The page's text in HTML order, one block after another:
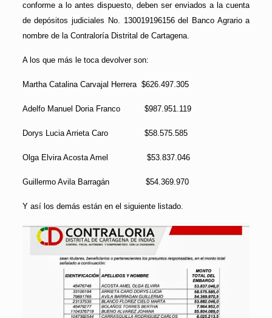
conforme a lo antes dispuesto, deben ser enviados a la cuenta
de depósitos judiciales No. 130019196156 del Banco Agrario a
nombre de la Contraloría Distrital de Cartagena.
A los que más le toca devolver son:
Martha Catalina Carvajal Herrera $626.497.305
Adelfo Manuel Doria Franco $987.951.119
Dorys Lucia Arrieta Caro $58.575.585
Olga Elvira Acosta Amel $53.837.046
Guillermo Avila Barragán $54.369.970
Y así los demás están en el siguiente listado.